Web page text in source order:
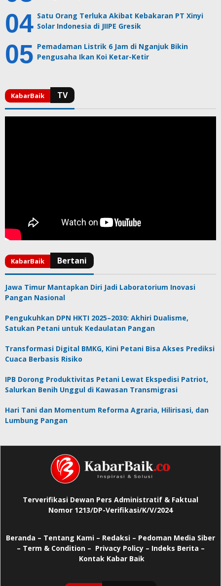
Satu Orang Terluka Akibat Kebakaran PT Xinyi
Solar Indonesia di JIIPE Gresik
Pemadaman Listrik 6 Jam di Nganjuk Bikin
Pengusaha Ikan Koi Ketar-Ketir
Jawa Timur Mantapkan Diri Jadi Laboratorium Inovasi
Pangan Nasional
Pengukuhkan DPN HKTI 2025–2030: Akhiri Dualisme,
Satukan Petani untuk Kedaulatan Pangan
Transformasi Digital BMKG, Kini Petani Bisa Akses Prediksi
Cuaca Berbasis Risiko
IPB Dorong Produktivitas Petani Lewat Ekspedisi Patriot,
Salurkan Benih Unggul di Kawasan Transmigrasi
Hari Tani dan Momentum Reforma Agraria, Hilirisasi, dan
Lumbung Pangan
Terverifikasi Dewan Pers Administratif & Faktual
Nomor 1213/DP-Verifikasi/K/V/2024
Beranda – Tentang Kami – Redaksi – Pedoman Media Siber
– Term & Condition – Privacy Policy– Indeks Berita –
Kontak Kabar Baik